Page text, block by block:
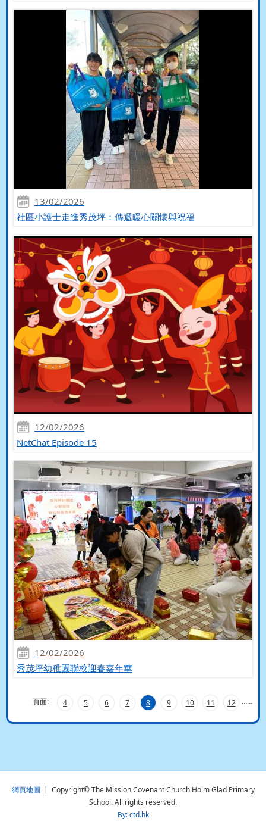
13/02/2026
社區小護士走進秀茂坪：傳遞暖心關懷與祝福
12/02/2026
NetChat Episode 15
12/02/2026
秀茂坪幼稚園聯校迎春嘉年華
頁面: …
4 5 6 7 8 9 10 11 12 …
網頁地圖 | Copyright© The Mission Covenant Church Holm Glad Primary
School. All rights reserved.
By: ctd.hk